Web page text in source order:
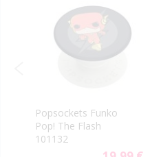
Popsockets Funko
Pop! The Flash
101132